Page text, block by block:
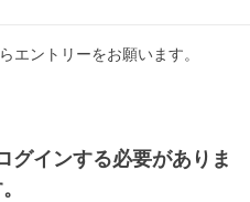
エントリーをお願います。
グインする必要がありま